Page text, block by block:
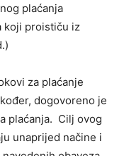
plaćanja
koji proističu iz
za plaćanje
dogovoreno je
plaćanja. Cilj ovog
unaprijed načine i